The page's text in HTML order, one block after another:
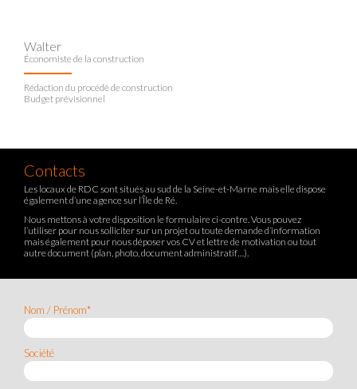
Walter
Économiste de la construction
Rédaction du procédé de construction
Budget prévisionnel
Contacts
Les locaux de RDC sont situés au sud de la Seine-et-Marne mais elle dispose
également d’une agence sur l’Île de Ré.
Nous mettons à votre disposition le formulaire ci-contre. Vous pouvez
l’utiliser pour nous solliciter sur un projet ou toute demande d’information
mais également pour nous déposer vos CV et lettre de motivation ou tout
autre document (plan, photo, document administratif…).
Nom / Prénom*
Société